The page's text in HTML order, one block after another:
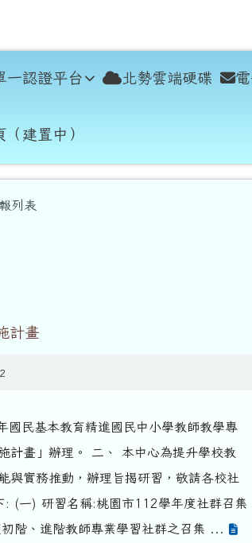
一認證平台 北勢雲端硬碟
（建置中）
列表
計畫
民基本教育精進國民中小學教師教學專
計畫」辦理。 二、 本中心為提升學校教
與實務推動，辦理旨揭研習，敬請各校社
: (一) 研習名稱:桃園市112學年度社群召集
階、進階教師專業學習社群之召集 ...